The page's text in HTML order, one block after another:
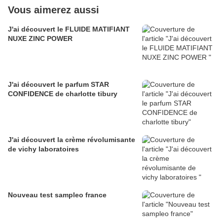
Vous aimerez aussi
J'ai découvert le FLUIDE MATIFIANT
NUXE ZINC POWER
J'ai découvert le parfum STAR
CONFIDENCE de charlotte tibury
J'ai découvert la crème révolumisante
de vichy laboratoires
Nouveau test sampleo france